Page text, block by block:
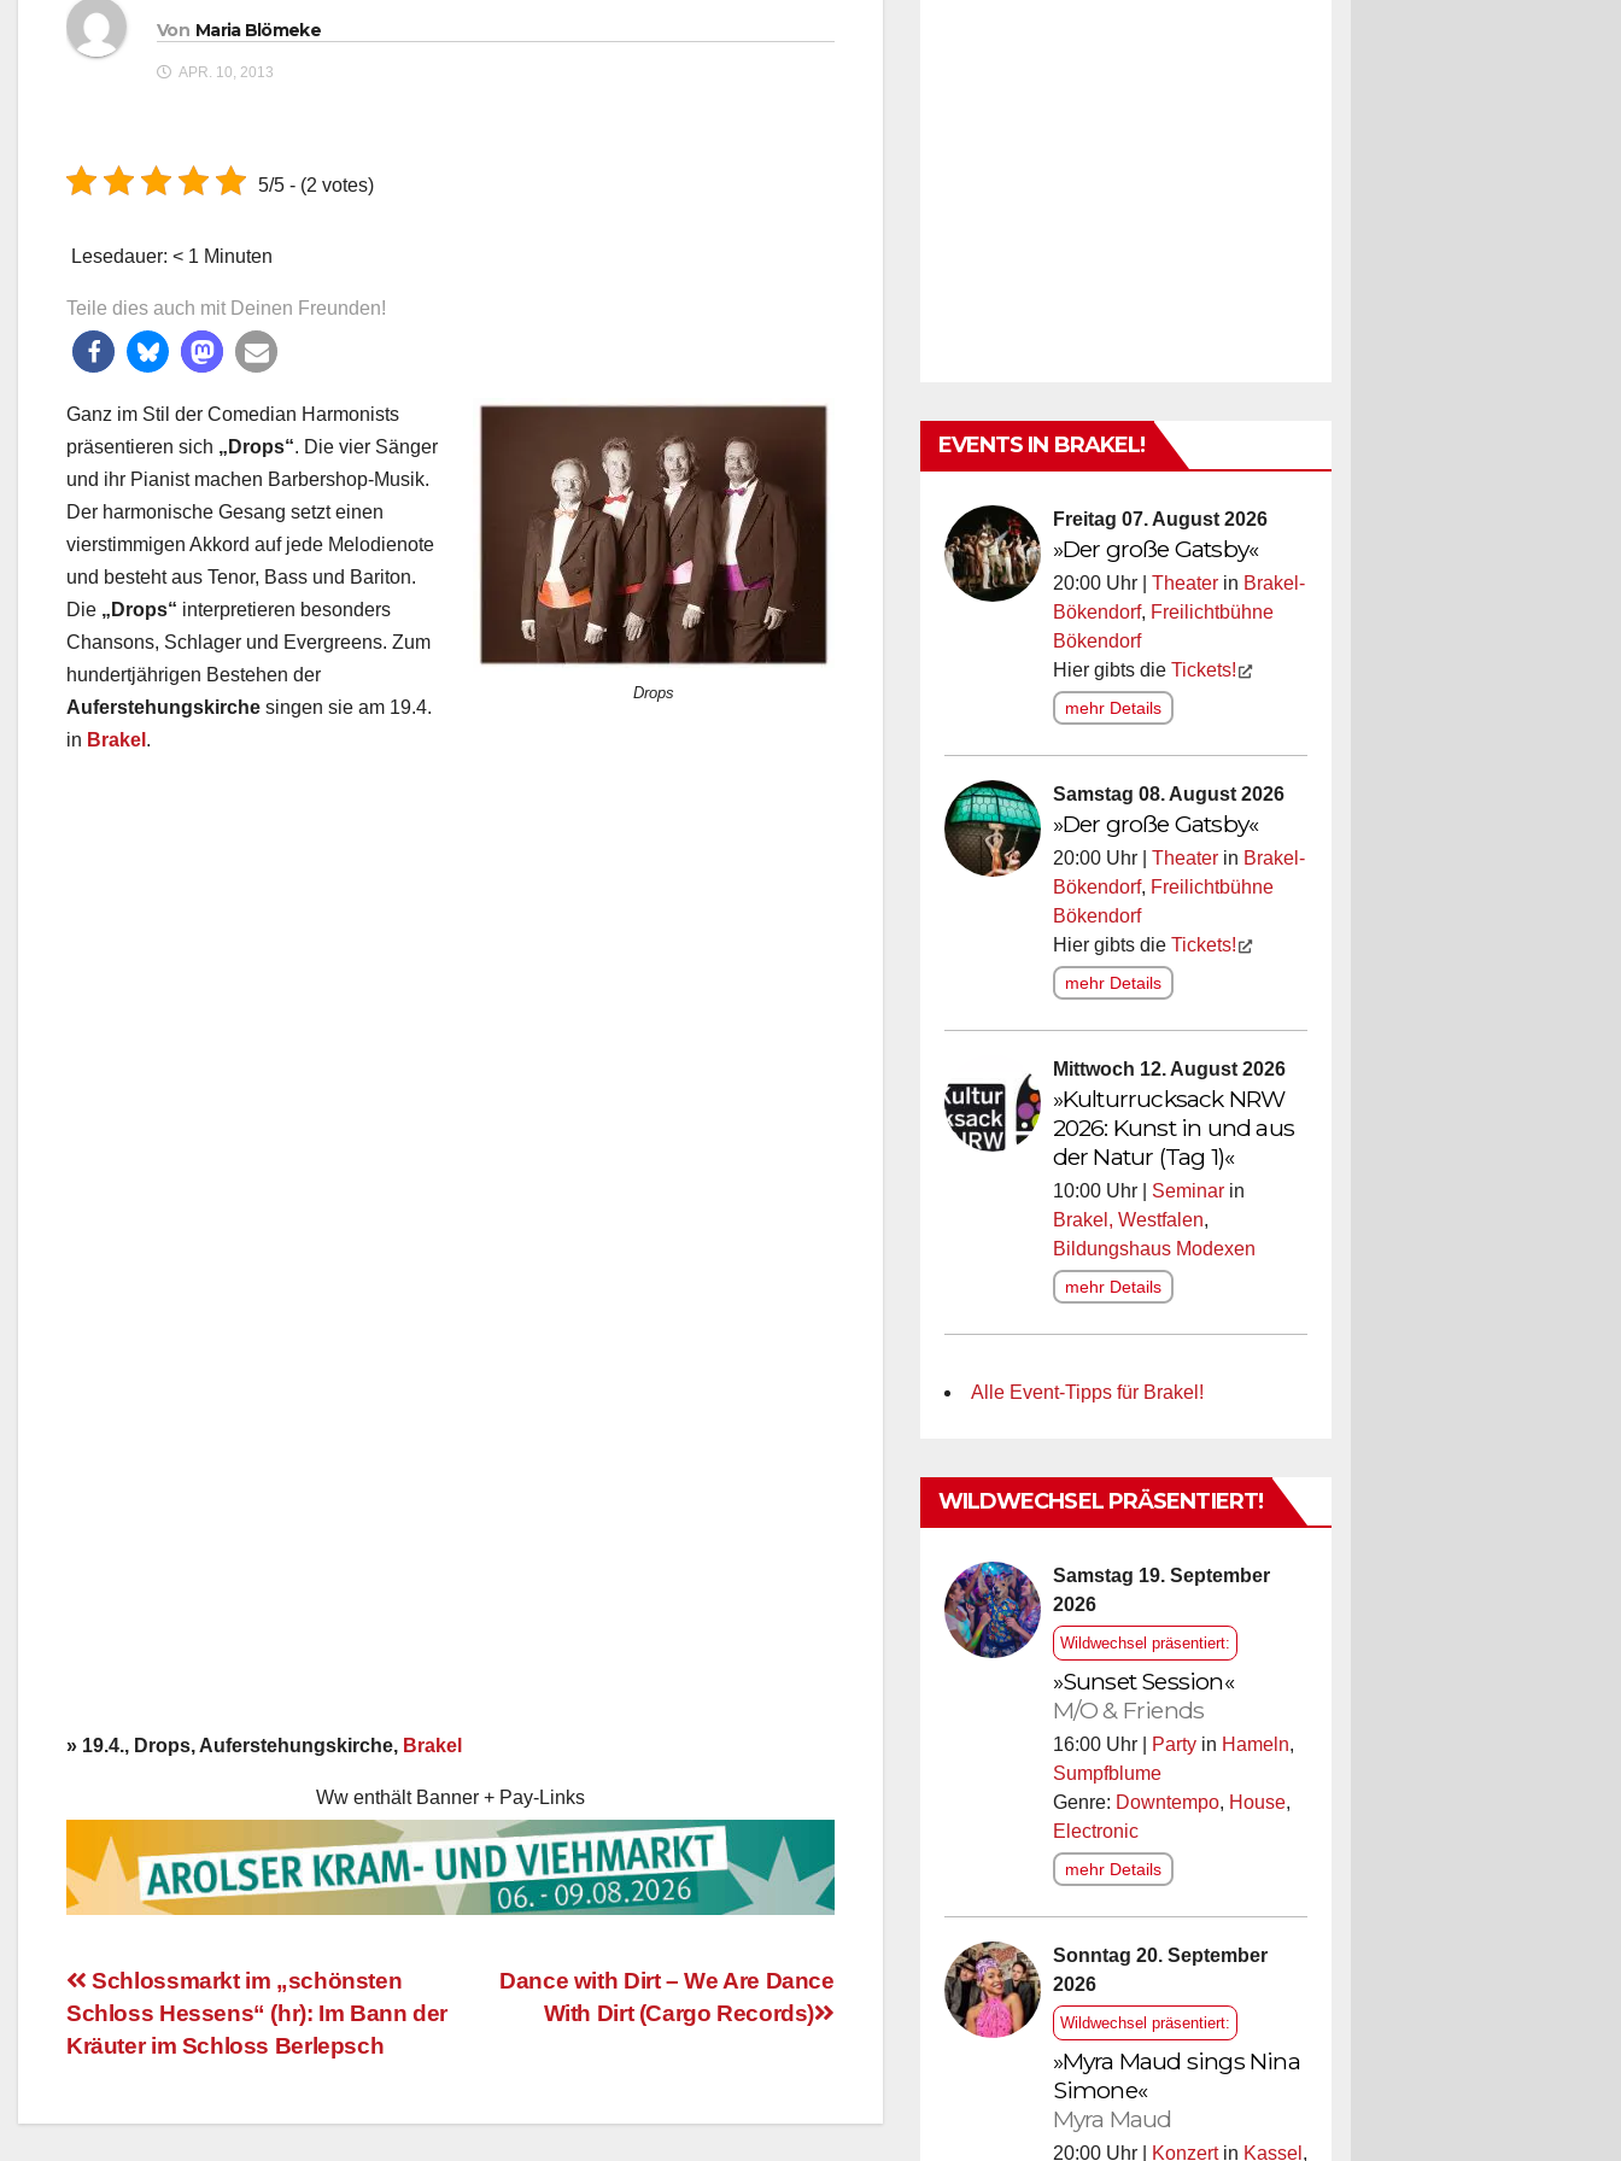
Von Maria Blömeke
APR. 10, 2013
5/5 - (2 votes)
Lesedauer: < 1 Minuten
Teile dies auch mit Deinen Freunden!
Drops
Ganz im Stil der Comedian Harmonists
präsentieren sich „Drops“. Die vier Sänger
und ihr Pianist machen Barbershop-Musik.
Der harmonische Gesang setzt einen
vierstimmigen Akkord auf jede Melodienote
und besteht aus Tenor, Bass und Bariton.
Die „Drops“ interpretieren besonders
Chansons, Schlager und Evergreens. Zum
hundertjährigen Bestehen der
Auferstehungskirche singen sie am 19.4.
in Brakel .
» 19.4., Drops, Auferstehungskirche, Brakel
Ww enthält Banner + Pay-Links
Beitragsnavigation
Dance with Dirt – We Are Dance
With Dirt (Cargo Records)
Schlossmarkt im „schönsten
Schloss Hessens“ (hr): Im Bann der
Kräuter im Schloss Berlepsch
EVENTS IN BRAKEL!
Freitag 07. August 2026
»Der große Gatsby«
20:00 Uhr | Theaterin Brakel-
Bökendorf, Freilichtbühne
Bökendorf
Hier gibts die Tickets!
mehr Details
Samstag 08. August 2026
»Der große Gatsby«
20:00 Uhr | Theaterin Brakel-
Bökendorf, Freilichtbühne
Bökendorf
Hier gibts die Tickets!
mehr Details
Mittwoch 12. August 2026
»Kulturrucksack NRW
2026: Kunst in und aus
der Natur (Tag 1)«
10:00 Uhr | Seminarin
Brakel, Westfalen,
Bildungshaus Modexen
mehr Details
Alle Event-Tipps für Brakel!
WILDWECHSEL PRÄSENTIERT!
Samstag 19. September
2026
Wildwechsel präsentiert:
»Sunset Session«
M/O & Friends
16:00 Uhr | Partyin Hameln,
Sumpfblume
Genre: Downtempo, House,
Electronic
mehr Details
Sonntag 20. September
2026
Wildwechsel präsentiert:
»Myra Maud sings Nina
Simone«
Myra Maud
20:00 Uhr | Konzertin Kassel ,